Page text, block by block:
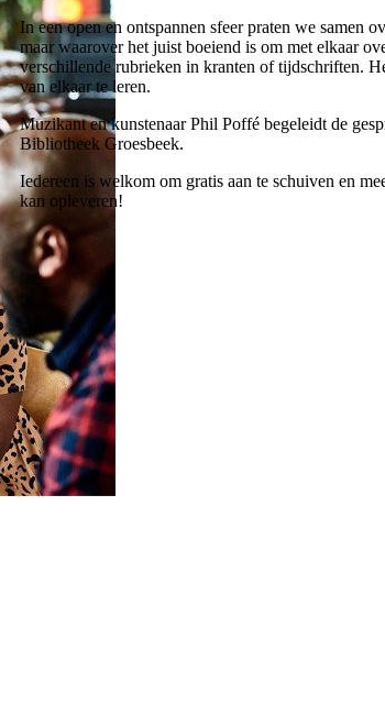
In een open en ontspannen sfeer praten we samen
maar waarover het juist boeiend is om met elkaar
verschillende rubrieken in kranten of tijdschriften.
van elkaar te leren.
Muzikant en kunstenaar Phil Poffé begeleidt de
Bibliotheek Groesbeek.
Iedereen is welkom om gratis aan te schuiven en
kan opleveren!